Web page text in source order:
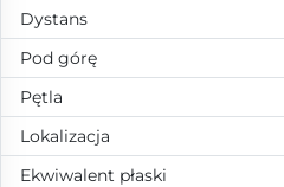
Dystans
Pod górę
Pętla
Lokalizacja
Ekwiwalent płaski